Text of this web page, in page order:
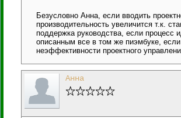
Безусловно Анна, если вводить
производительность увеличится т.к.
поддержка руководства, если процесс
описанным все в том же пиэмбуке,
неэффективности проектного
Анна